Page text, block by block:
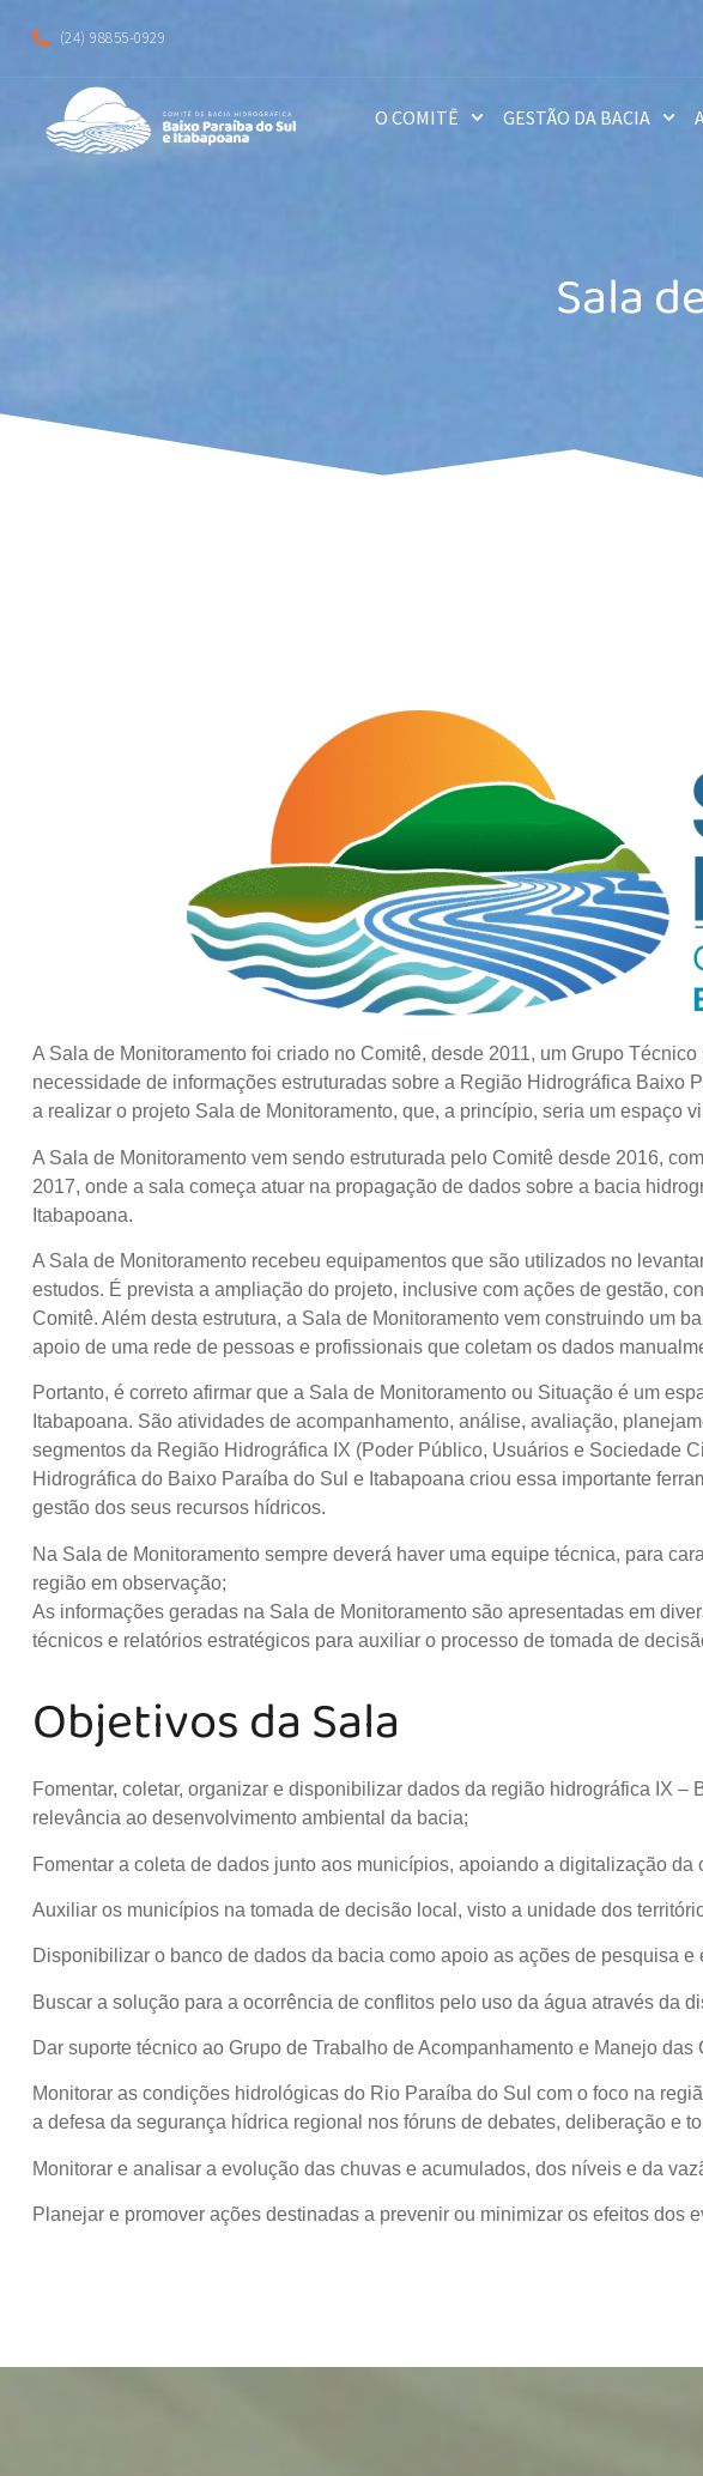
(24) 98855-0929
O COMITÊ GESTÃO DA BACIA
Sala
A Sala de Monitoramento foi criado no Comitê, desde 2011, um Grupo
necessidade de informações estruturadas sobre a Região Hidrográfica Baixo
a realizar o projeto Sala de Monitoramento, que, a princípio, seria um
A Sala de Monitoramento vem sendo estruturada pelo Comitê desde 2016,
2017, onde a sala começa atuar na propagação de dados sobre a bacia
Itabapoana.
A Sala de Monitoramento recebeu equipamentos que são utilizados no
estudos. É prevista a ampliação do projeto, inclusive com ações de gestão,
Comitê. Além desta estrutura, a Sala de Monitoramento vem construindo um
apoio de uma rede de pessoas e profissionais que coletam os dados
Portanto, é correto afirmar que a Sala de Monitoramento ou Situação é um
Itabapoana. São atividades de acompanhamento, análise, avaliação,
segmentos da Região Hidrográfica IX (Poder Público, Usuários e Sociedade
Hidrográfica do Baixo Paraíba do Sul e Itabapoana criou essa importante
gestão dos seus recursos hídricos.
Na Sala de Monitoramento sempre deverá haver uma equipe técnica, para
região em observação;
As informações geradas na Sala de Monitoramento são apresentadas em
técnicos e relatórios estratégicos para auxiliar o processo de tomada de
Objetivos da Sala
Fomentar, coletar, organizar e disponibilizar dados da região hidrográfica IX
relevância ao desenvolvimento ambiental da bacia;
Fomentar a coleta de dados junto aos municípios, apoiando a digitalização
Auxiliar os municípios na tomada de decisão local, visto a unidade dos
Disponibilizar o banco de dados da bacia como apoio as ações de pesquisa
Buscar a solução para a ocorrência de conflitos pelo uso da água através
Dar suporte técnico ao Grupo de Trabalho de Acompanhamento e Manejo
Monitorar as condições hidrológicas do Rio Paraíba do Sul com o foco na
a defesa da segurança hídrica regional nos fóruns de debates, deliberação e
Monitorar e analisar a evolução das chuvas e acumulados, dos níveis e da
Planejar e promover ações destinadas a prevenir ou minimizar os efeitos dos